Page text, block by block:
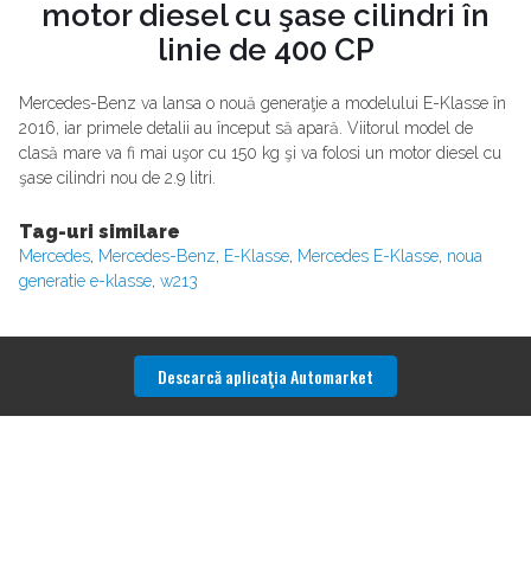
motor diesel cu şase cilindri în
linie de 400 CP
Mercedes-Benz va lansa o nouă generaţie a modelului E-Klasse în
2016, iar primele detalii au început să apară. Viitorul model de
clasă mare va fi mai uşor cu 150 kg şi va folosi un motor diesel cu
şase cilindri nou de 2.9 litri.
Tag-uri similare
Mercedes, Mercedes-Benz, E-Klasse, Mercedes E-Klasse, noua
generatie e-klasse, w213
Descarcă aplicaţia Automarket